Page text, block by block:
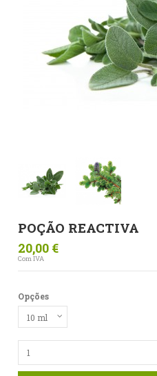
POÇÃO REACTIVA
20,00 €
Com IVA
Opções